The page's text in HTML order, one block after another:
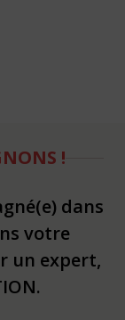
!
dans
votre
un expert,